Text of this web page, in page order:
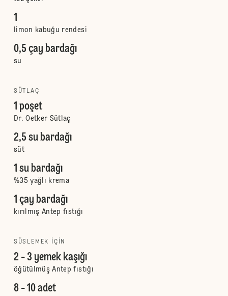
1
limon kabuğu rendesi
0,5 çay bardağı
su
SÜTLAÇ
1 poşet
Dr. Oetker Sütlaç
2,5 su bardağı
süt
1 su bardağı
%35 yağlı krema
1 çay bardağı
kırılmış Antep fıstığı
SÜSLEMEK IÇIN
2 - 3 yemek kaşığı
öğütülmüş Antep fıstığı
8 - 10 adet